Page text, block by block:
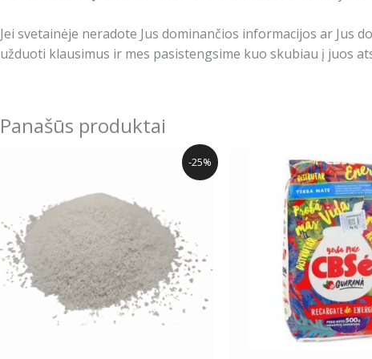
Jei svetainėje neradote Jus dominančios informacijos ar Jus
užduoti klausimus ir mes pasistengsime kuo skubiau į juos
Panašūs produktai
-25%
29.99€
has
multiple
variants.
The
options
may
be
This
has
The
may
be